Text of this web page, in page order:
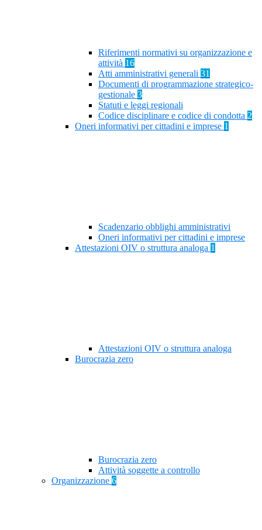
Riferimenti normativi su organizzazione e
attività 16
Atti amministrativi generali 31
Documenti di programmazione strategico-
gestionale 3
Statuti e leggi regionali
Codice disciplinare e codice di condotta 2
Oneri informativi per cittadini e imprese 1
Scadenzario obblighi amministrativi
Oneri informativi per cittadini e imprese
Attestazioni OIV o struttura analoga 1
Attestazioni OIV o struttura analoga
Burocrazia zero
Burocrazia zero
Attività soggette a controllo
Organizzazione 6